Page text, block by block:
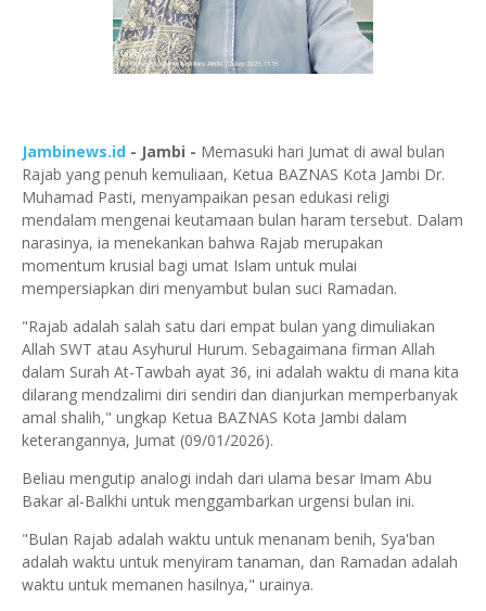
Jambinews.id - Jambi - Memasuki hari Jumat di awal bulan
Rajab yang penuh kemuliaan, Ketua BAZNAS Kota Jambi Dr.
Muhamad Pasti, menyampaikan pesan edukasi religi
mendalam mengenai keutamaan bulan haram tersebut. Dalam
narasinya, ia menekankan bahwa Rajab merupakan
momentum krusial bagi umat Islam untuk mulai
mempersiapkan diri menyambut bulan suci Ramadan.
"Rajab adalah salah satu dari empat bulan yang dimuliakan
Allah SWT atau Asyhurul Hurum. Sebagaimana firman Allah
dalam Surah At-Tawbah ayat 36, ini adalah waktu di mana kita
dilarang mendzalimi diri sendiri dan dianjurkan memperbanyak
amal shalih," ungkap Ketua BAZNAS Kota Jambi dalam
keterangannya, Jumat (09/01/2026).
Beliau mengutip analogi indah dari ulama besar Imam Abu
Bakar al-Balkhi untuk menggambarkan urgensi bulan ini.
"Bulan Rajab adalah waktu untuk menanam benih, Sya'ban
adalah waktu untuk menyiram tanaman, dan Ramadan adalah
waktu untuk memanen hasilnya," urainya.